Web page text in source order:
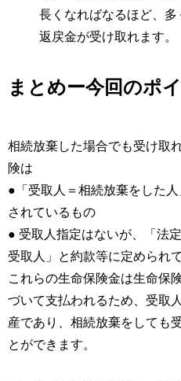
長くなればなるほど、多
返戻金が受け取れます。
まとめー今回のポ
相続放棄した場合でも受け取
険は
●「受取人＝相続放棄をした
されているもの
● 受取人指定はないが、「法
受取人」と約款等に定められ
これらの生命保険金は生命保
づいて支払われるため、受取
産であり、相続放棄をしても
とができます。